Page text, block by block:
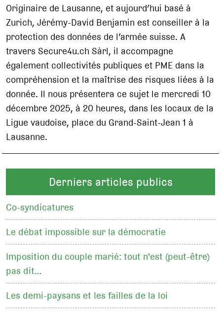
Originaire de Lausanne, et aujourd’hui basé à
Zurich, Jérémy-David Benjamin est conseiller à la
protection des données de l’armée suisse. A
travers Secure4u.ch Sàrl, il accompagne
également collectivités publiques et PME dans la
compréhension et la maîtrise des risques liées à la
donnée. Il nous présentera ce sujet le mercredi 10
décembre 2025, à 20 heures, dans les locaux de la
Ligue vaudoise, place du Grand-Saint-Jean 1 à
Lausanne.
Derniers articles publics
Co-syndicatures
Le débat impossible sur la démocratie
Imposition du couple marié: tout n'est (peut-être)
pas dit…
Les demi-paysans et les failles de la loi